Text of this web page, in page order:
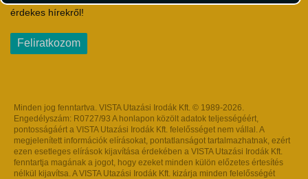
érdekes hírekről!
Feliratkozom
Minden jog fenntartva. VISTA Utazási Irodák Kft. © 1989-2026.
Engedélyszám: R0727/93 A honlapon közölt adatok teljességéért,
pontosságáért a VISTA Utazási Irodák Kft. felelősséget nem vállal. A
megjelenített információk elírásokat, pontatlanságot tartalmazhatnak, ezért
ezen esetleges elírások kijavítása érdekében a VISTA Utazási Irodák Kft.
fenntartja magának a jogot, hogy ezeket minden külön előzetes értesítés
nélkül kijavítsa. A VISTA Utazási Irodák Kft. kizárja minden felelősségét